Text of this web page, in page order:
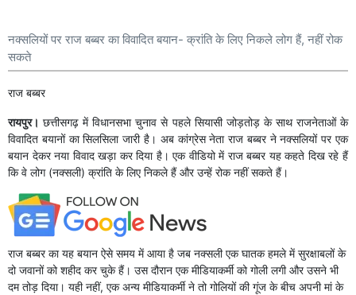
नक्सलियों पर राज बब्बर का विवादित बयान- क्रांति के लिए निकले लोग हैं, नहीं रोक
सकते
राज बब्बर
रायपुर। छत्तीसगढ़ में विधानसभा चुनाव से पहले सियासी जोड़तोड़ के साथ राजनेताओं के
विवादित बयानों का सिलसिला जारी है। अब कांग्रेस नेता राज बब्बर ने नक्सलियों पर एक
बयान देकर नया विवाद खड़ा कर दिया है। एक वीडियो में राज बब्बर यह कहते दिख रहे हैं
कि वे लोग (नक्सली) क्रांति के लिए निकले हैं और उन्हें रोक नहीं सकते हैं।
राज बब्बर का यह बयान ऐसे समय में आया है जब नक्सली एक घातक हमले में सुरक्षाबलों के
दो जवानों को शहीद कर चुके हैं। उस दौरान एक मीडियाकर्मी को गोली लगी और उसने भी
दम तोड़ दिया। यही नहीं, एक अन्य मीडियाकर्मी ने तो गोलियों की गूंज के बीच अपनी मां के